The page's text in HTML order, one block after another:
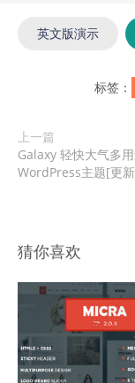
英文版演示
标签：
上一篇
Galaxy 轻快大气多
WordPress主题[更
猜你喜欢